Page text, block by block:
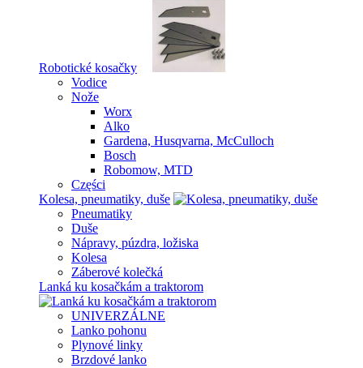
Robotické kosačky
Vodice
Nože
Worx
Alko
Gardena, Husqvarna, McCulloch
Bosch
Robomow, MTD
Części
Kolesa, pneumatiky, duše
Pneumatiky
Duše
Nápravy, púzdra, ložiska
Kolesa
Záberové kolečká
Lanká ku kosačkám a traktorom
UNIVERZÁLNE
Lanko pohonu
Plynové linky
Brzdové lanko